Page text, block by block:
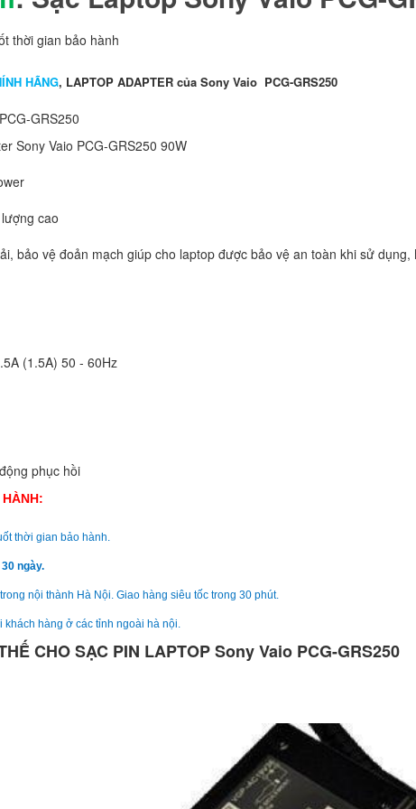
thời gian bảo hành
HÃNG, LAPTOP ADAPTER của Sony Vaio PCG-GRS250
GRS250
Sony Vaio PCG-GRS250 90W
cao
bảo vệ đoản mạch giúp cho laptop được bảo vệ an toàn khi sử
(1.5A) 50 - 60Hz
phục hồi
thời gian bảo hành.
ngày.
trong nội thành Hà Nội. Giao hàng siêu tốc trong 30 phút.
khách hàng ở các tỉnh ngoài hà nội.
CHO SẠC PIN LAPTOP Sony Vaio PCG-GRS250